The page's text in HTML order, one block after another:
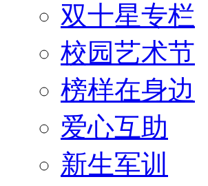
双十星专栏
校园艺术节
榜样在身边
爱心互助
新生军训